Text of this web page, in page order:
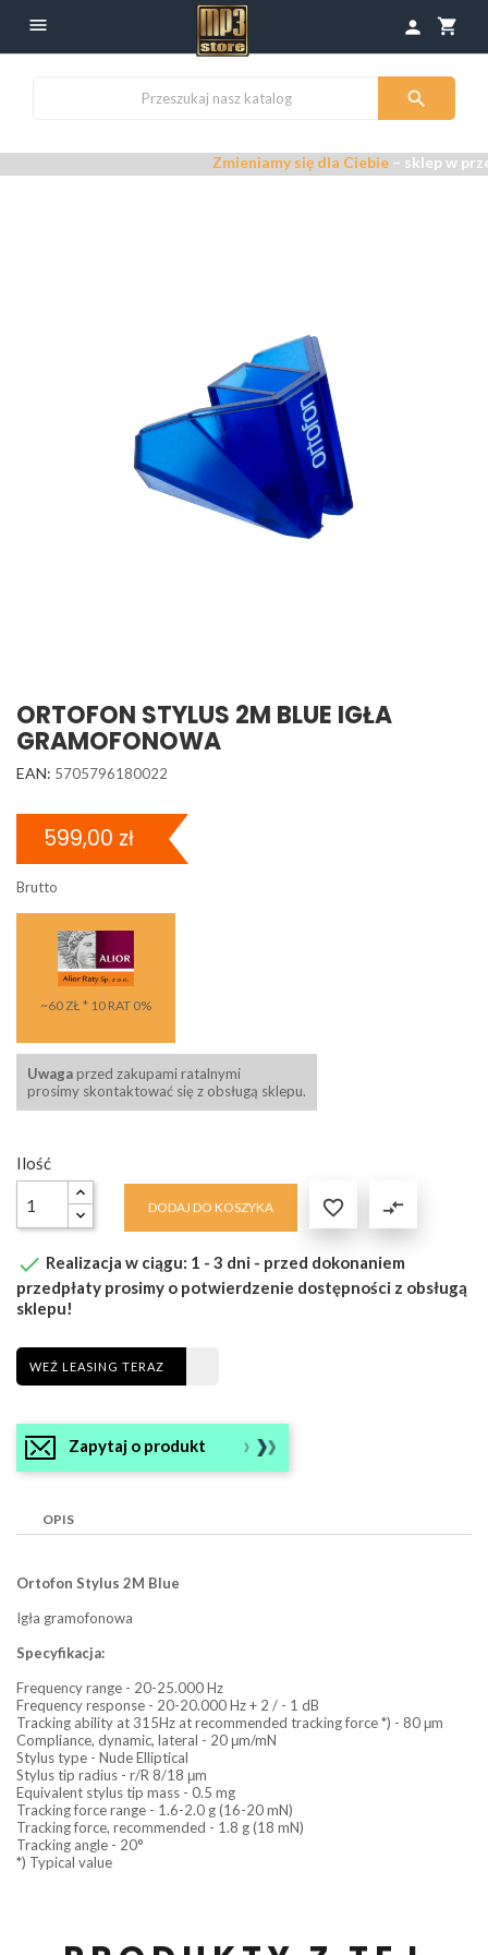
 shopping_cart
person

Zmieniamy się dla Ciebie– sklep w
ORTOFON STYLUS 2M BLUE IGŁA
GRAMOFONOWA
EAN: 5705796180022
599,00 zł
Brutto
~60 ZŁ * 10 RAT 0%
Uwaga przed zakupami ratalnymi
prosimy skontaktować się z obsługą sklepu.
Ilość
DODAJ DO KOSZYKA  compare_arrows
 Realizacja w ciągu: 1 - 3 dni - przed dokonaniem
przedpłaty prosimy o potwierdzenie dostępności z obsługą
sklepu!
WEŹ LEASING TERAZ
Zapytaj o produkt
OPIS
Ortofon Stylus 2M Blue
Igła gramofonowa
Specyfikacja:
Frequency range - 20-25.000 Hz
Frequency response - 20-20.000 Hz + 2 / - 1 dB
Tracking ability at 315Hz at recommended tracking force *) - 80 μm
Compliance, dynamic, lateral - 20 μm/mN
Stylus type - Nude Elliptical
Stylus tip radius - r/R 8/18 μm
Equivalent stylus tip mass - 0.5 mg
Tracking force range - 1.6-2.0 g (16-20 mN)
Tracking force, recommended - 1.8 g (18 mN)
Tracking angle - 20°
*) Typical value